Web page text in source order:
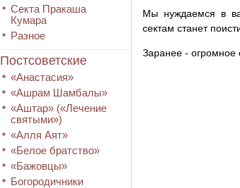
Секта Пракаша
Кумара
Разное
Постсоветские
«Анастасия»
«Ашрам Шамбалы»
«Аштар» («Лечение
святыми»)
«Алля Аят»
«Белое братство»
«Бажовцы»
Богородичники
Мы нуждаемся в
сектам станет
Заранее - огромное